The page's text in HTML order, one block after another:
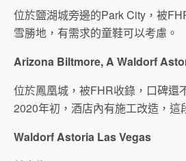
位於鹽湖城旁邊的Park City，被
雪勝地，有需求的童鞋可以考慮。
Arizona Biltmore, A Waldorf
位於鳳凰城，被FHR收錄，口碑還
2020年初，酒店內有施工改造，這
Waldorf Astoria Las Vegas